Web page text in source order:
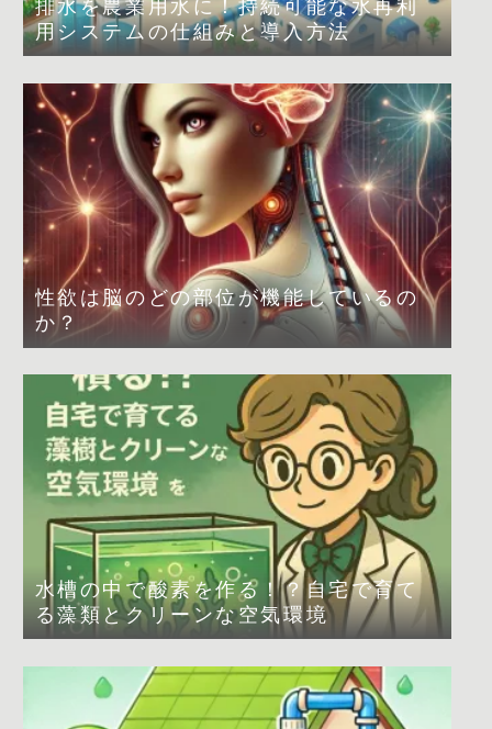
排水を農業用水に！持続可能な水再利
用システムの仕組みと導入方法
性欲は脳のどの部位が機能しているの
か？
水槽の中で酸素を作る！？自宅で育て
る藻類とクリーンな空気環境